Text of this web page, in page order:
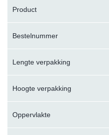
Product
Bestelnummer
Lengte verpakking
Hoogte verpakking
Oppervlakte